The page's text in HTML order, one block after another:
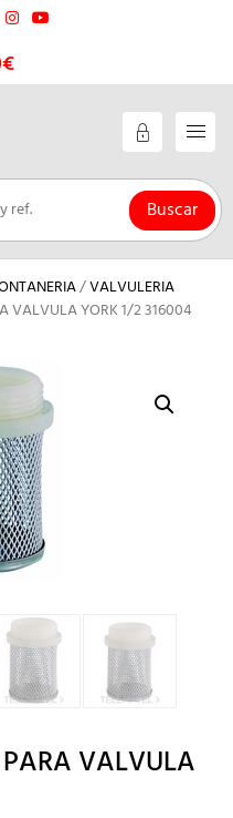
Buscar
/VALVULERIA
VALVULA YORK 1/2 316004
VALVULA